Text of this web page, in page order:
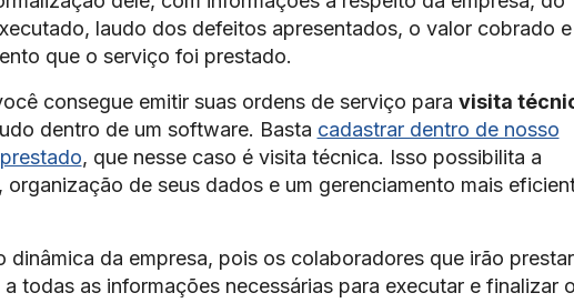
laudo dos defeitos apresentados, o valor cobrado e
que o serviço foi prestado.
consegue emitir suas ordens de serviço para visita
dentro de um software. Basta cadastrar dentro de nosso
, que nesse caso é visita técnica. Isso possibilita a
de seus dados e um gerenciamento mais
dinâmica da empresa, pois os colaboradores que irão
todas as informações necessárias para executar e finalizar o